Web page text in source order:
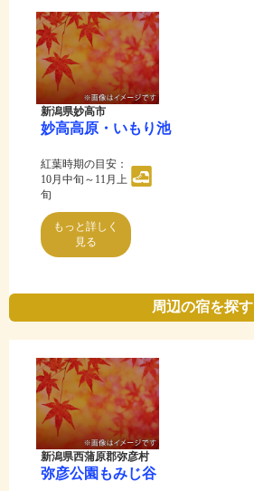
新潟県妙高市
妙高高原・いもり池
紅葉時期の目安：
10月中旬～11月上
旬
もっと詳しく
見る
周辺の宿を探す
新潟県西蒲原郡弥彦村
弥彦公園もみじ谷